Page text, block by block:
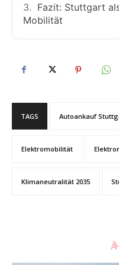
Fazit: Stuttgart
Mobilität
TAGS Autoankauf
Elektromobilität
Klimaneutralität 2035